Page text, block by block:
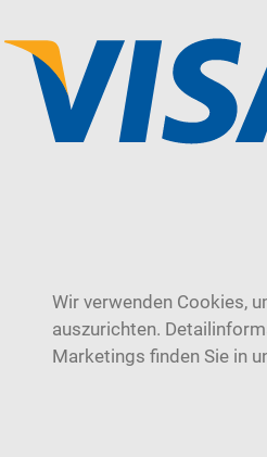
Wir verwenden Cookies,
auszurichten.
Marketings finden Sie in